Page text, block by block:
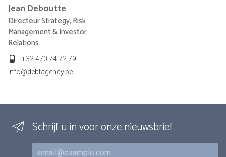
Jean Deboutte
Directeur Strategy, Risk
Management & Investor
Relations
+32 470 74 72 79
info@debtagency.be
Schrijf u in voor onze nieuwsbrief
E-mail